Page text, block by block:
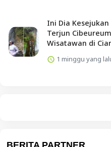
Ini Dia
Terjun
Wisatawan di
1 minggu yang